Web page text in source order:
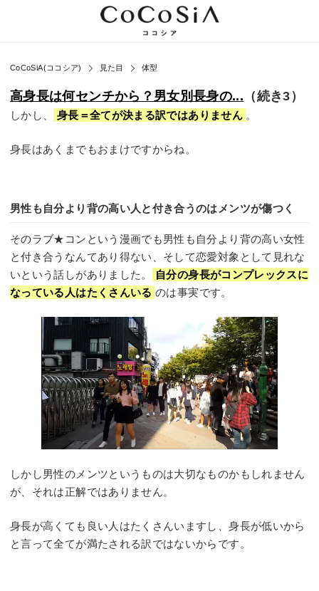
CoCoSiA(ココシア) 見た目 体型
高身長は何センチから？男女別長身の... （続き3）
しかし、 身長＝全てが決まる訳ではありません 。
身長はあくまでもおまけですからね。
男性も自分より背の高い人と付き合うのはメンツが傷つく
そのラブ★コンという漫画でも男性も自分より背の高い女性
と付き合うなんてあり得ない、そして恋愛対象として見れな
いという話しがありました。
自分の身長がコンプレックスに
なっている人はたくさんいる のは事実です。
しかし男性のメンツというものは大切なものかもしれません
が、それは正解ではありません。
身長が高くても良い人はたくさんいますし、身長が低いから
と言って全てが満たされる訳ではないからです。